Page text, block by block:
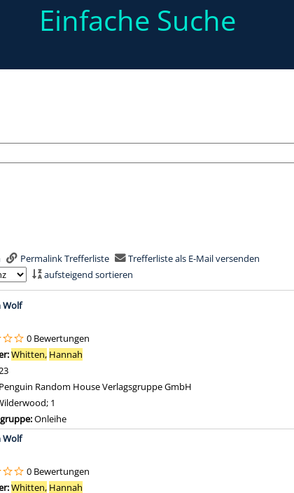
Einfache Suche
der Sie suchen wollen.
Permalink Trefferliste
Trefferliste als E-Mail versenden
aufsteigend sortieren
Wolf
0 Bewertungen
Whitten, Hannah
Penguin Random House Verlagsgruppe GmbH
1
Onleihe
Wolf
0 Bewertungen
Whitten, Hannah